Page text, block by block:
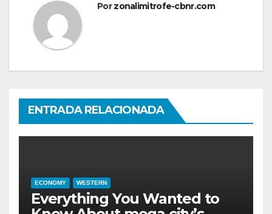
Porzonalimitrofe-cbnr.com
ENTRADA RELACIONADA
ECONOMY WESTERN
Everything You Wanted to